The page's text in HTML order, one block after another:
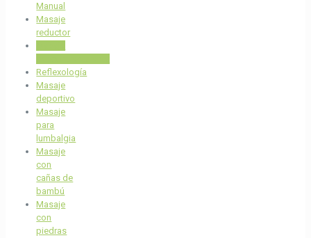
Manual
Masaje
reductor
Reflexología
Masaje
deportivo
Masaje
para
lumbalgia
Masaje
con
cañas de
bambú
Masaje
con
piedras